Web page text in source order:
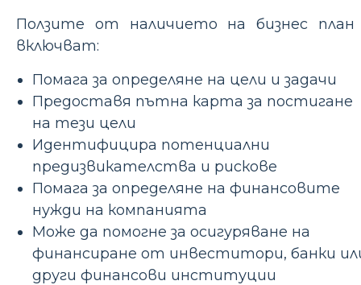
Ползите от наличието на бизнес план
включват:
Помага за определяне на цели и задачи
Предоставя пътна карта за постигане
на тези цели
Идентифицира потенциални
предизвикателства и рискове
Помага за определяне на финансовите
нужди на компанията
Може да помогне за осигуряване на
финансиране от инвеститори, банки
други финансови институции